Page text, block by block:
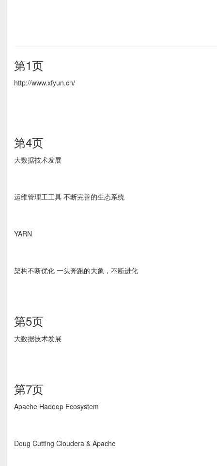
第1页
http://www.xfyun.cn/
第4页
大数据技术发展
运维管理⼯工具 不断完善的生态系统
YARN
架构不断优化 一头奔跑的大象，不断进化
第5页
大数据技术发展
第7页
Apache Hadoop Ecosystem
Doug Cutting Cloudera & Apache